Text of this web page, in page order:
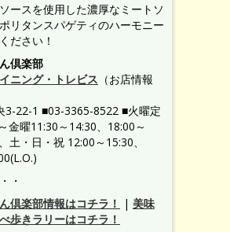
ースを使用した濃厚なミートソ
リタンスパゲティのハーモニー
ださい！
倶楽部
ニング・トレビス （お店情報
3-22-1 ■03-3365-8522 ■火曜定
金曜11:30～14:30、18:00～
土・日・祝 12:00～15:30、
・
倶楽部情報はコチラ！
| 美味
歩きラリーはコチラ！